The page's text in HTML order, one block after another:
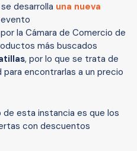
desarrolla una nueva
la Cámara de Comercio de
más buscados
, por lo que se trata de
encontrarlas a un precio
esta instancia es que los
con descuentos